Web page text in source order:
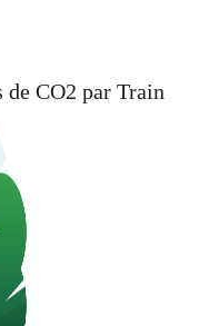
CO2 par Train